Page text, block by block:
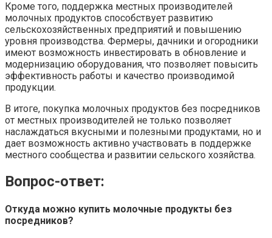
Кроме того, поддержка местных производителей
молочных продуктов способствует развитию
сельскохозяйственных предприятий и повышению
уровня производства. Фермеры, дачники и огородники
имеют возможность инвестировать в обновление и
модернизацию оборудования, что позволяет повысить
эффективность работы и качество производимой
продукции.
В итоге, покупка молочных продуктов без посредников
от местных производителей не только позволяет
наслаждаться вкусными и полезными продуктами, но и
дает возможность активно участвовать в поддержке
местного сообщества и развитии сельского хозяйства.
Вопрос-ответ:
Откуда можно купить молочные продукты без
посредников?